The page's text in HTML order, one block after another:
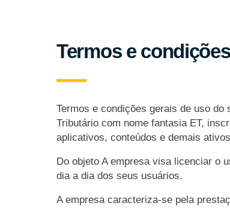
Termos e
Termos e condições gerais de uso
Tributário com nome fantasia ET,
aplicativos, conteúdos e demais
Do objeto A empresa visa licenciar o
dia a dia dos seus usuários.
A empresa caracteriza-se pela